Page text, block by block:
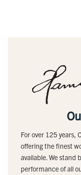
For over 125
offering the finest
available. We stand
performance of all